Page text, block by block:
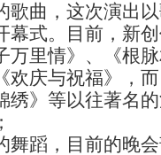
曲，这次演出以
幕式。目前，新
万里情》、《根
欢庆与祝福》，
绣》等以往著名
蹈，目前的晚会